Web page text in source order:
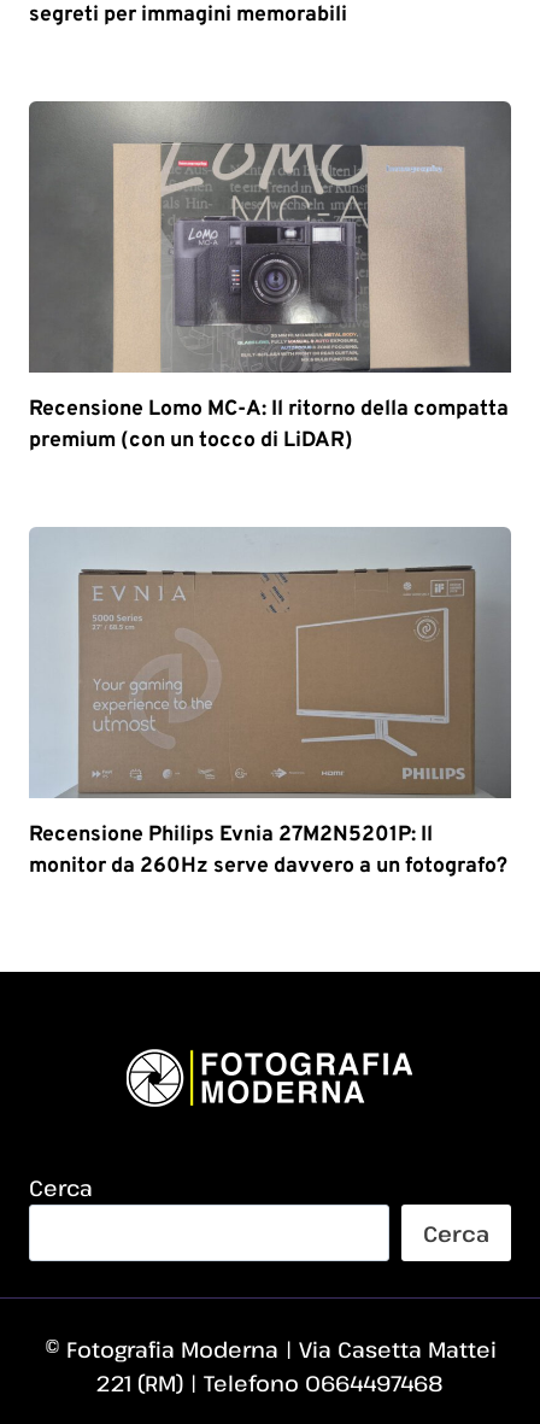
segreti per immagini memorabili
Recensione Lomo MC-A: Il ritorno della compatta
premium (con un tocco di LiDAR)
Recensione Philips Evnia 27M2N5201P: Il
monitor da 260Hz serve davvero a un fotografo?
Cerca
Cerca
© Fotografia Moderna | Via Casetta Mattei
221 (RM) | Telefono 0664497468